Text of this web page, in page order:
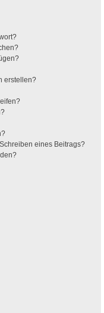
erstellen?
eines Beitrags?